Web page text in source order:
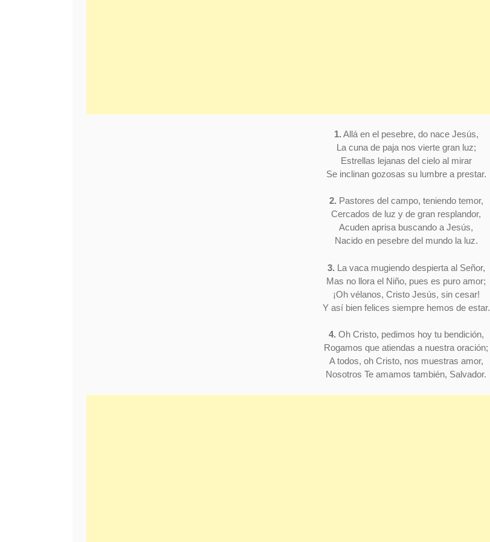
1. Allá en el pesebre, do nace Jesús,
La cuna de paja nos vierte gran luz;
Estrellas lejanas del cielo al mirar
Se inclinan gozosas su lumbre a prestar.
2. Pastores del campo, teniendo temor,
Cercados de luz y de gran resplandor,
Acuden aprisa buscando a Jesús,
Nacido en pesebre del mundo la luz.
3. La vaca mugiendo despierta al Señor,
Mas no llora el Niño, pues es puro amor;
¡Oh vélanos, Cristo Jesús, sin cesar!
Y así bien felices siempre hemos de estar.
4. Oh Cristo, pedimos hoy tu bendición,
Rogamos que atiendas a nuestra oración;
A todos, oh Cristo, nos muestras amor,
Nosotros Te amamos también, Salvador.